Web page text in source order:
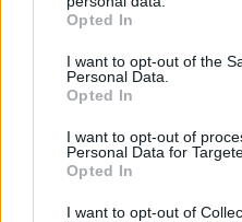
grant or deny consent to
use your data for below
consent section.
Opted In
I want to opt-out of the
Personal Data.
Opted In
I want to opt-out of
Personal Data for
Opted In
I want to opt-out of